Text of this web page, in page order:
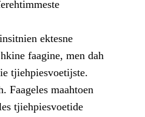
ektesne
faagine, men dah
tjiehpiesvoetijste.
Faageles maahtoen
tjiehpiesvoetide